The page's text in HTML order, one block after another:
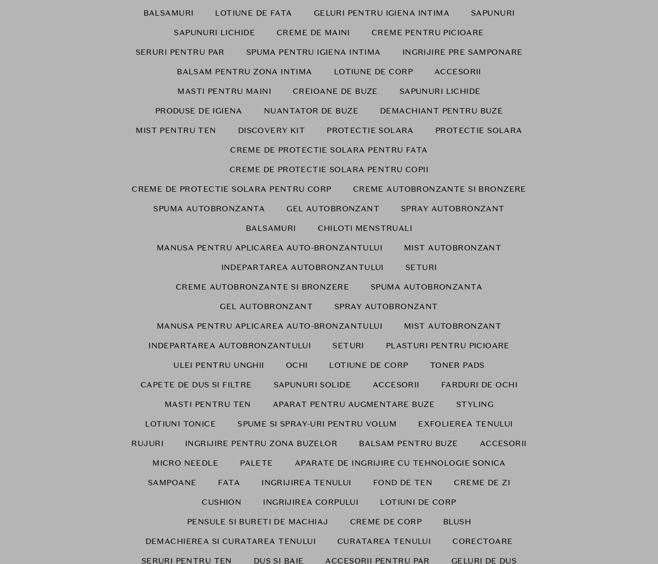
BALSAMURI
LOTIUNE DE FATA GELURI PENTRU IGIENA INTIMA
SAPUNURI
SAPUNURI LICHIDE
CREME DE MAINI
CREME PENTRU PICIOARE
SERURI PENTRU PAR
SPUMA PENTRU IGIENA INTIMA
INGRIJIRE PRE SAMPONARE
BALSAM PENTRU ZONA INTIMA
LOTIUNE DE CORP
ACCESORII
MASTI PENTRU MAINI
CREIOANE DE BUZE
SAPUNURI LICHIDE
PRODUSE DE IGIENA
NUANTATOR DE BUZE
DEMACHIANT PENTRU BUZE
MIST PENTRU TEN
DISCOVERY KIT PROTECTIE SOLARA
PROTECTIE SOLARA
CREME DE PROTECTIE SOLARA PENTRU FATA
CREME DE PROTECTIE SOLARA PENTRU COPII
CREME DE PROTECTIE SOLARA PENTRU CORP
CREME AUTOBRONZANTE SI BRONZERE
SPUMA AUTOBRONZANTA
GEL AUTOBRONZANT
SPRAY AUTOBRONZANT
BALSAMURI
CHILOTI MENSTRUALI
MANUSA PENTRU APLICAREA AUTO-BRONZANTULUI
MIST AUTOBRONZANT
INDEPARTAREA AUTOBRONZANTULUI
SETURI
CREME AUTOBRONZANTE SI BRONZERE
SPUMA AUTOBRONZANTA
GEL AUTOBRONZANT
SPRAY AUTOBRONZANT
MANUSA PENTRU APLICAREA AUTO-BRONZANTULUI
MIST AUTOBRONZANT
INDEPARTAREA AUTOBRONZANTULUI
SETURI
PLASTURI PENTRU PICIOARE
ULEI PENTRU UNGHII
OCHI LOTIUNE DE CORP
TONER PADS
CAPETE DE DUS SI FILTRE
SAPUNURI SOLIDE ACCESORII
FARDURI DE OCHI
MASTI PENTRU TEN
APARAT PENTRU AUGMENTARE BUZE
STYLING
LOTIUNI TONICE
SPUME SI SPRAY-URI PENTRU VOLUM
EXFOLIEREA TENULUI
RUJURI
INGRIJIRE PENTRU ZONA BUZELOR BALSAM PENTRU BUZE
ACCESORII
MICRO NEEDLE
PALETE
APARATE DE INGRIJIRE CU TEHNOLOGIE SONICA
SAMPOANE
FATA INGRIJIREA TENULUI FOND DE TEN
CREME DE ZI
CUSHION
INGRIJIREA CORPULUI
LOTIUNI DE CORP
PENSULE SI BURETI DE MACHIAJ
CREME DE CORP
BLUSH
DEMACHIEREA SI CURATAREA TENULUI
CURATAREA TENULUI
CORECTOARE
SERURI PENTRU TEN
DUS SI BAIE ACCESORII PENTRU PAR GELURI DE DUS